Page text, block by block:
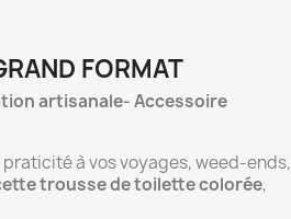
FORMAT
artisanale- Accessoire
à vos voyages, weed-ends,
trousse de toilette colorée,